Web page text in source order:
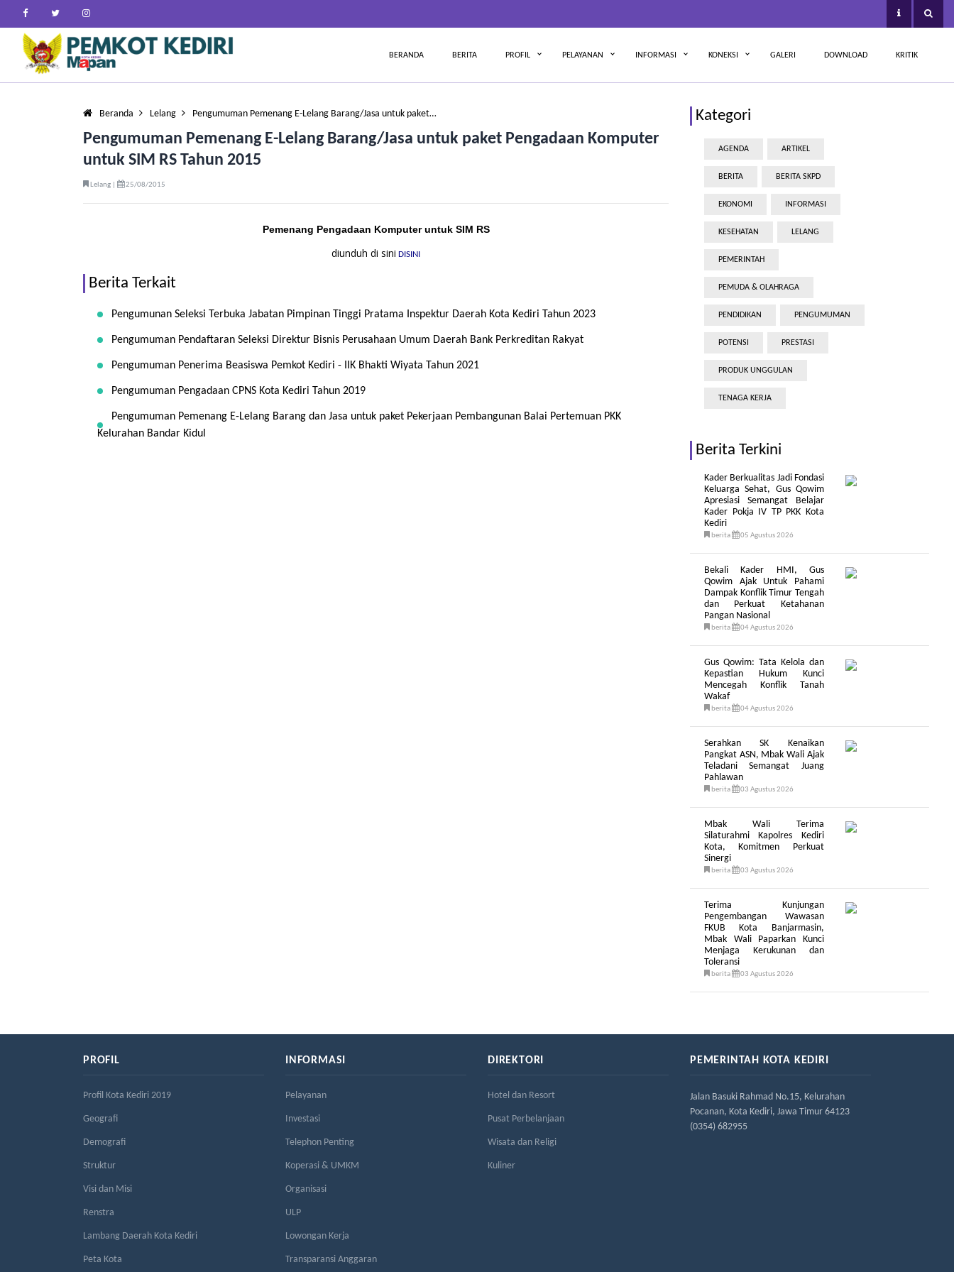
BERANDA BERITA PROFIL PELAYANAN INFORMASI KONEKSI GALERI DOWNLOAD KRITIK
Beranda Lelang Pengumuman Pemenang E-Lelang Barang/Jasa untuk paket…
Pengumuman Pemenang E-Lelang Barang/Jasa untuk paket Pengadaan Komputer
untuk SIM RS Tahun 2015
Lelang | 25/08/2015
Pemenang Pengadaan Komputer untuk SIM RS
diunduh di sini DISINI
Berita Terkait
Pengumunan Seleksi Terbuka Jabatan Pimpinan Tinggi Pratama Inspektur Daerah Kota Kediri Tahun 2023
Pengumuman Pendaftaran Seleksi Direktur Bisnis Perusahaan Umum Daerah Bank Perkreditan Rakyat
Pengumuman Penerima Beasiswa Pemkot Kediri - IIK Bhakti Wiyata Tahun 2021
Pengumuman Pengadaan CPNS Kota Kediri Tahun 2019
Pengumuman Pemenang E-Lelang Barang dan Jasa untuk paket Pekerjaan Pembangunan Balai Pertemuan PKK
Kelurahan Bandar Kidul
Kategori
AGENDA ARTIKEL
BERITA BERITA SKPD
EKONOMI INFORMASI
KESEHATAN LELANG
PEMERINTAH
PEMUDA & OLAHRAGA
PENDIDIKAN PENGUMUMAN
POTENSI PRESTASI
PRODUK UNGGULAN
TENAGA KERJA
Berita Terkini
Kader Berkualitas Jadi Fondasi
Keluarga Sehat, Gus Qowim
Apresiasi Semangat Belajar
Kader Pokja IV TP PKK Kota
Kediri
berita 05 Agustus 2026
Bekali Kader HMI, Gus
Qowim Ajak Untuk Pahami
Dampak Konflik Timur Tengah
dan Perkuat Ketahanan
Pangan Nasional
berita 04 Agustus 2026
Gus Qowim: Tata Kelola dan
Kepastian Hukum Kunci
Mencegah Konflik Tanah
Wakaf
berita 04 Agustus 2026
Serahkan SK Kenaikan
Pangkat ASN, Mbak Wali Ajak
Teladani Semangat Juang
Pahlawan
berita 03 Agustus 2026
Mbak Wali Terima
Silaturahmi Kapolres Kediri
Kota, Komitmen Perkuat
Sinergi
berita 03 Agustus 2026
Terima Kunjungan
Pengembangan Wawasan
FKUB Kota Banjarmasin,
Mbak Wali Paparkan Kunci
Menjaga Kerukunan dan
Toleransi
berita 03 Agustus 2026
PROFIL
Profil Kota Kediri 2019
Geografi
Demografi
Struktur
Visi dan Misi
Renstra
Lambang Daerah Kota Kediri
Peta Kota
INFORMASI
Pelayanan
Investasi
Telephon Penting
Koperasi & UMKM
Organisasi
ULP
Lowongan Kerja
Transparansi Anggaran
DIREKTORI
Hotel dan Resort
Pusat Perbelanjaan
Wisata dan Religi
Kuliner
PEMERINTAH KOTA KEDIRI
Jalan Basuki Rahmad No.15, Kelurahan
Pocanan, Kota Kediri, Jawa Timur 64123
(0354) 682955